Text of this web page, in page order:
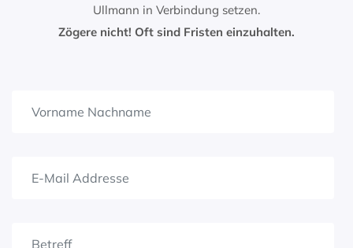
Ullmann in Verbindung setzen.
Zögere nicht! Oft sind Fristen einzuhalten.